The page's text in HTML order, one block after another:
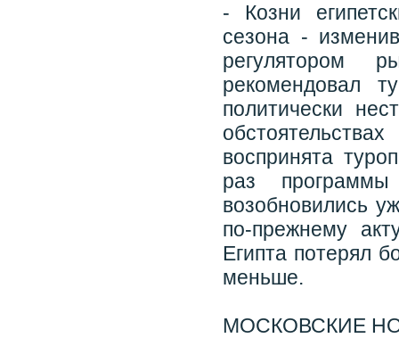
- Козни
сезона -
регулятором
рекомендовал
политически
воспринята
раз
возобновились
по-прежнему
Египта потерял
меньше.
МОСКОВСКИЕ